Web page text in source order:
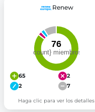
Renew
65
2
2
7
Haga clic para ver los detalles